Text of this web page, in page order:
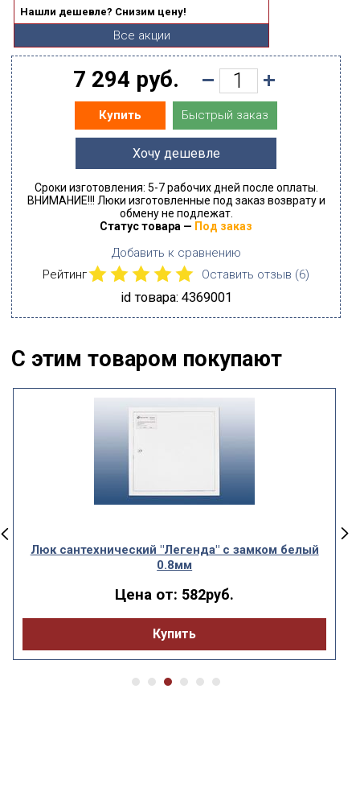
Нашли дешевле? Снизим цену!
Все акции
7 294 руб.
Купить Быстрый заказ
Хочу дешевле
Сроки изготовления: 5-7 рабочих дней после оплаты.
ВНИМАНИЕ!!! Люки изготовленные под заказ возврату и
обмену не подлежат.
Статус товара — Под заказ
Добавить к сравнению
Рейтинг
Оставить отзыв (6)
id товара: 4369001
С этим товаром покупают
Люк сантехнический "Легенда" с замком белый
0.8мм
Цена от: 582руб.
Купить